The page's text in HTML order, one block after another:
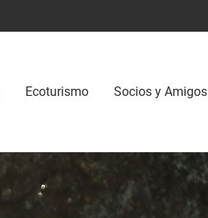
Ecoturismo Socios y Amigos